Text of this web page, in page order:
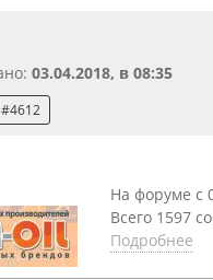
03.04.2018, в 08:35
На форуме с
Всего 1597
Подробнее